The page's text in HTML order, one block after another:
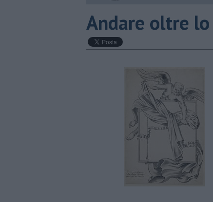
Andare oltre lo